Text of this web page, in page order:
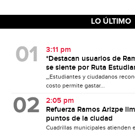
LO ÚLTIMO
3:11 pm
*Destacan usuarios de
se siente por Ruta
_Estudiantes y ciudadanos
costo permite gastar...
2:05 pm
Refuerza Ramos Arizpe
puntos de la ciudad
Cuadrillas municipales atienden